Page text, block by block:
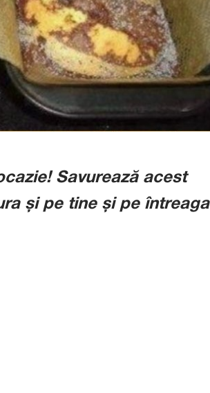
Savurează acest
și pe tine și pe întreaga